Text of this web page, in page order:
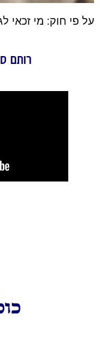
על פי חוק: מי זכאי
רותם